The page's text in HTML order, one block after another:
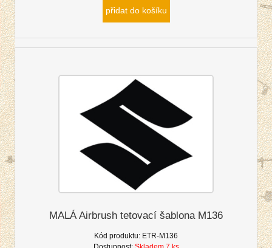
přidat do košíku
MALÁ Airbrush tetovací šablona M136
Kód produktu: ETR-M136